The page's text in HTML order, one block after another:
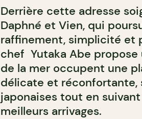
Derrière cette adresse
Daphné et Vien, qui
raffinement, simplicité et
chef Yutaka Abe
de la mer occupent une
délicate et réconfortante,
japonaises tout en
meilleurs arrivages.